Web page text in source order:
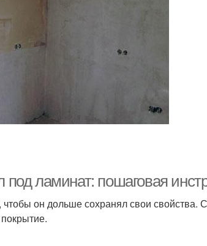
ламинат: пошаговая
он дольше сохранял свои свойства.